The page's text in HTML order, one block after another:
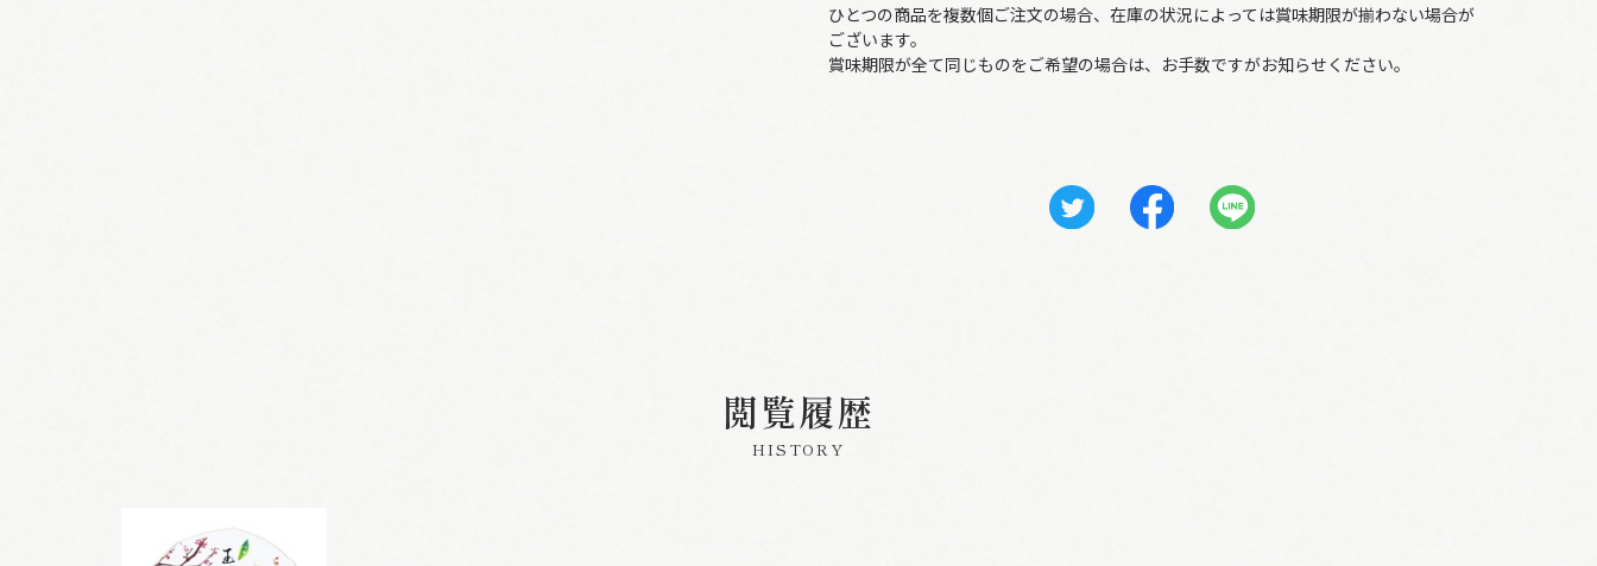
ひとつの商品を複数個ご注文の場合、在庫の状況によっては賞味期限が揃わない場合が
ございます。
賞味期限が全て同じものをご希望の場合は、お手数ですがお知らせください。
閲覧履歴
HISTORY